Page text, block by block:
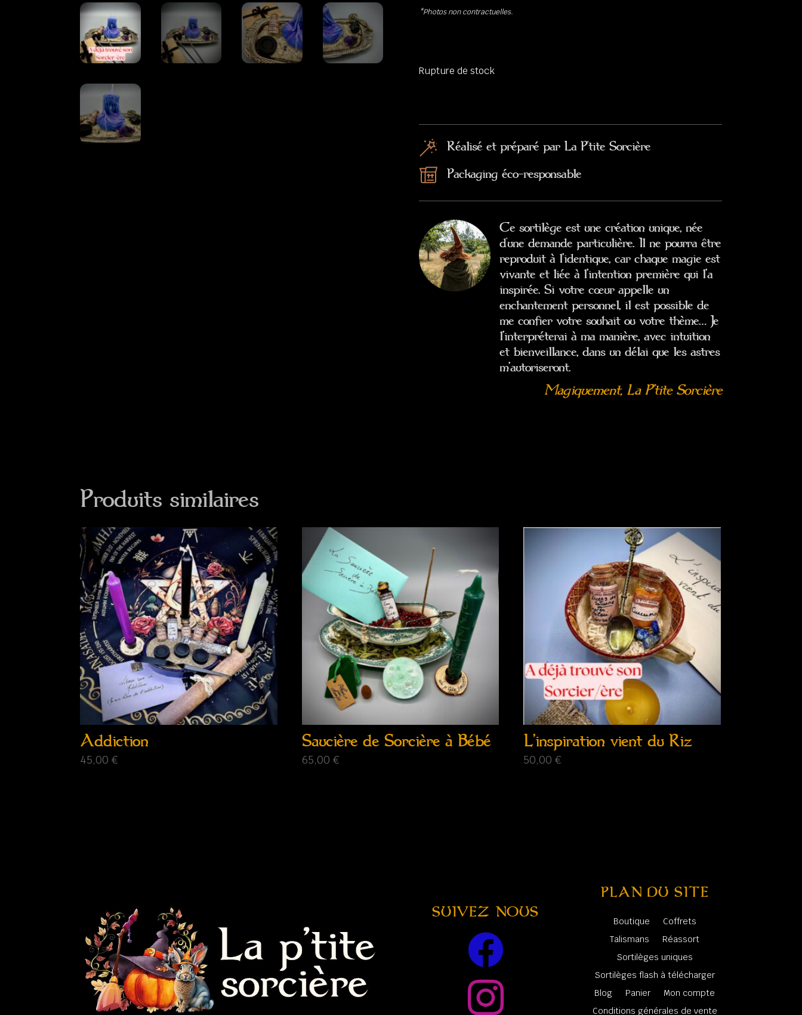
*Photos non contractuelles.
Rupture de stock
Réalisé et préparé par La P'tite Sorcière
Packaging éco-responsable
Ce sortilège est une création unique, née
d'une demande particulière. Il ne pourra être
reproduit à l’identique, car chaque magie est
vivante et liée à l’intention première qui l’a
inspirée. Si votre cœur appelle un
enchantement personnel, il est possible de
me confier votre souhait ou votre thème… Je
l’interpréterai à ma manière, avec intuition
et bienveillance, dans un délai que les astres
m’autoriseront.
Magiquement, La P’tite Sorcière
Produits similaires
Addiction
45,00€
Saucière de Sorcière à Bébé
65,00 €
L’inspiration vient du Riz
50,00€
SUIVEZ NOUS


PLAN DU SITE
Boutique
Coffrets
Talismans
Réassort
Sortilèges uniques
Sortilèges flash à télécharger
Blog
Panier
Mon compte
Conditions générales de vente